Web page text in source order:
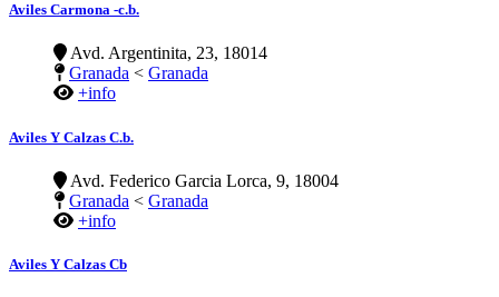
Aviles Carmona -c.b.
Avd. Argentinita, 23, 18014
Granada < Granada
+info
Aviles Y Calzas C.b.
Avd. Federico Garcia Lorca, 9, 18004
Granada < Granada
+info
Aviles Y Calzas Cb